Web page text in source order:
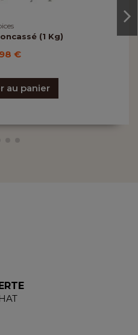
(1 Kg)
€
au panier